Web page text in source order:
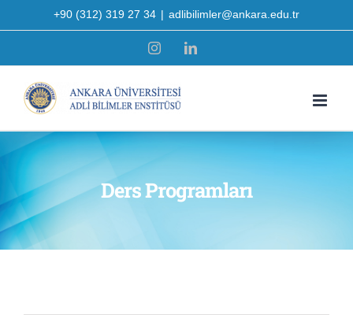
to
+90 (312) 319 27 34 | adlibilimler@ankara.edu.tr
InstagramLinkedIn
Ders Programları